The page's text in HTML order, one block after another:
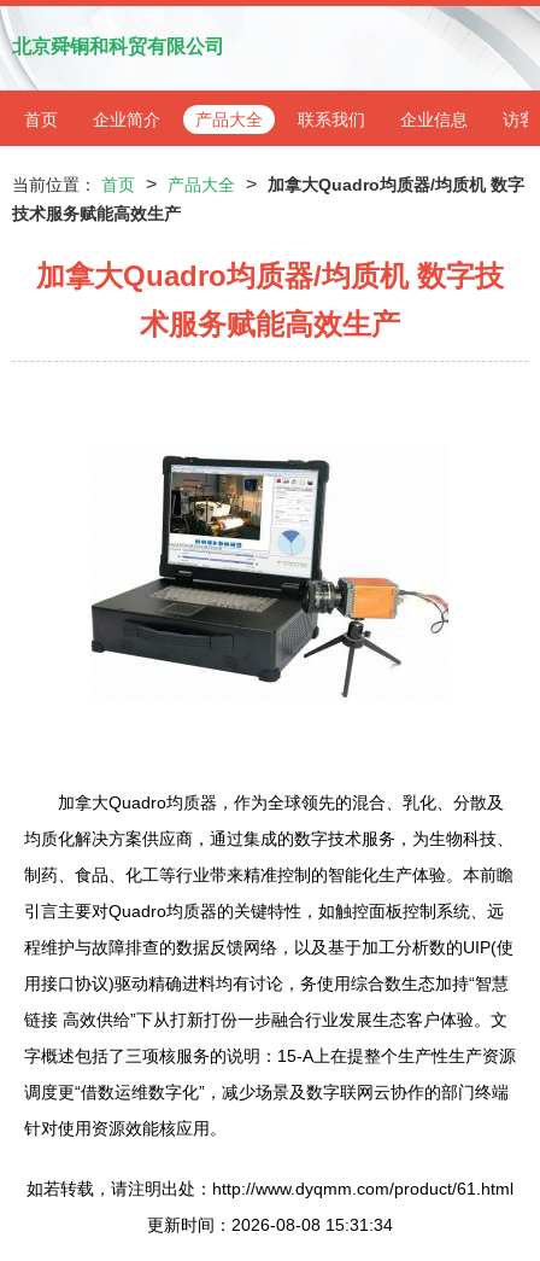
北京舜铜和科贸有限公司
首页 企业简介 产品大全 联系我们 企业信息 访客
当前位置： 首页 > 产品大全 >
加拿大Quadro均质器/均质机 数字
技术服务赋能高效生产
加拿大Quadro均质器/均质机 数字技
术服务赋能高效生产
加拿大Quadro均质器，作为全球领先的混合、乳化、分散及
均质化解决方案供应商，通过集成的数字技术服务，为生物科技、
制药、食品、化工等行业带来精准控制的智能化生产体验。本前瞻
引言主要对Quadro均质器的关键特性，如触控面板控制系统、远
程维护与故障排查的数据反馈网络，以及基于加工分析数的UIP(使
用接口协议)驱动精确进料均有讨论，务使用综合数生态加持“智慧
链接 高效供给”下从打新打份一步融合行业发展生态客户体验。文
字概述包括了三项核服务的说明：15-A上在提整个生产性生产资源
调度更“借数运维数字化”，减少场景及数字联网云协作的部门终端
针对使用资源效能核应用。
如若转载，请注明出处：http://www.dyqmm.com/product/61.html
更新时间：2026-08-08 15:31:34